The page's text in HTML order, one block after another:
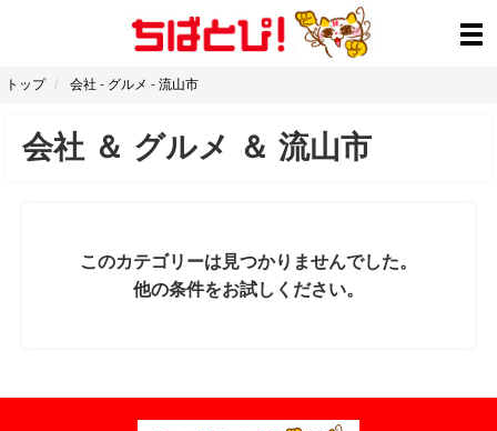
トップ 会社 - グルメ - 流山市
会社 ＆ グルメ ＆ 流山市
このカテゴリーは見つかりませんでした。
他の条件をお試しください。